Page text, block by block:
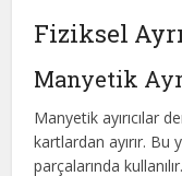
Fiziksel
Manyetik
Manyetik ayırıcılar
kartlardan ayırır.
parçalarında kullanılır.